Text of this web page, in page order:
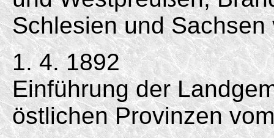
Schlesien und
1. 4. 1892
Einführung der
östlichen Provinzen